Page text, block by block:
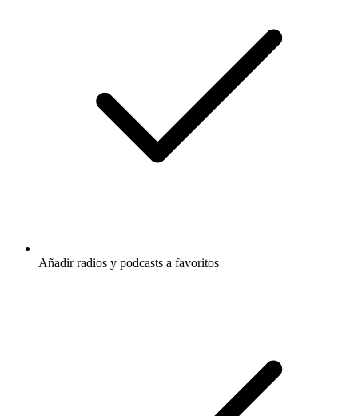
Añadir radios y podcasts a favoritos